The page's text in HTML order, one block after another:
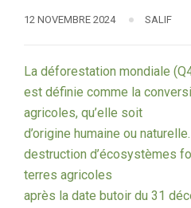
12 NOVEMBRE 2024 SALIF
La déforestation mondiale
est définie comme la
agricoles, qu’elle soit
d’origine humaine ou
destruction d’écosystèmes
terres agricoles
après la date butoir du 31